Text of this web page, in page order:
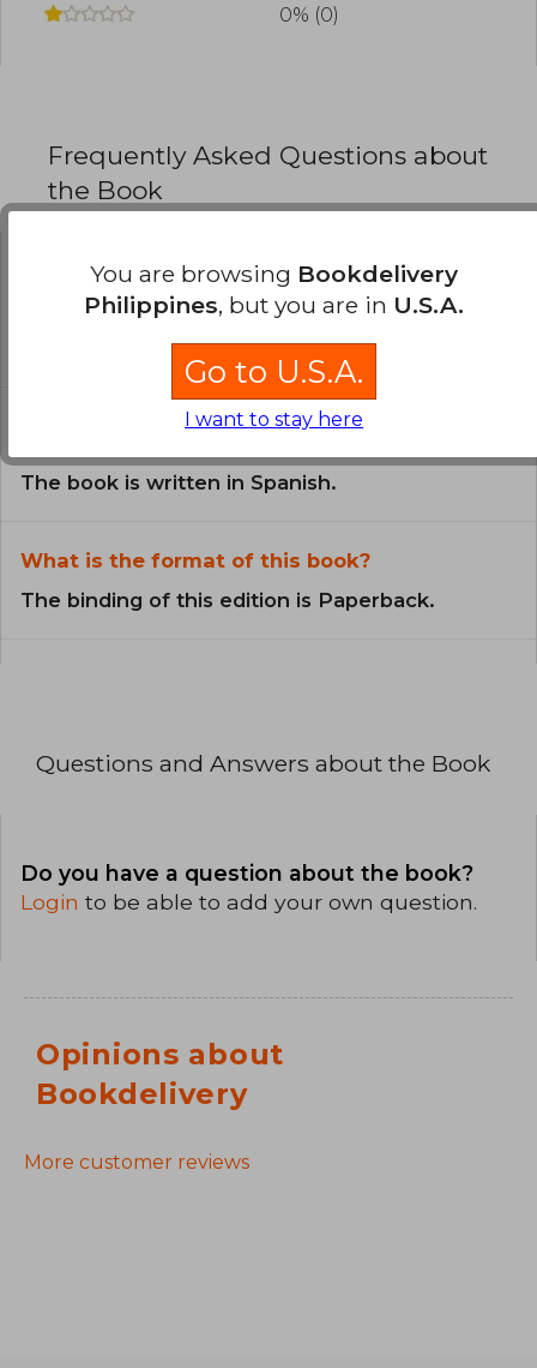
0% (0)
Frequently Asked Questions about
the Book
Is the book original?
All books in our catalog are
In what language is the book
The book is written in Spanish.
What is the format of this book?
The binding of this edition is Paperback.
Questions and Answers about the Book
Do you have a question about the book?
Login to be able to add your own question.
Opinions about
Bookdelivery
More customer reviews
You are browsing Bookdelivery
Philippines, but you are in U.S.A.
Go to U.S.A.
I want to stay here